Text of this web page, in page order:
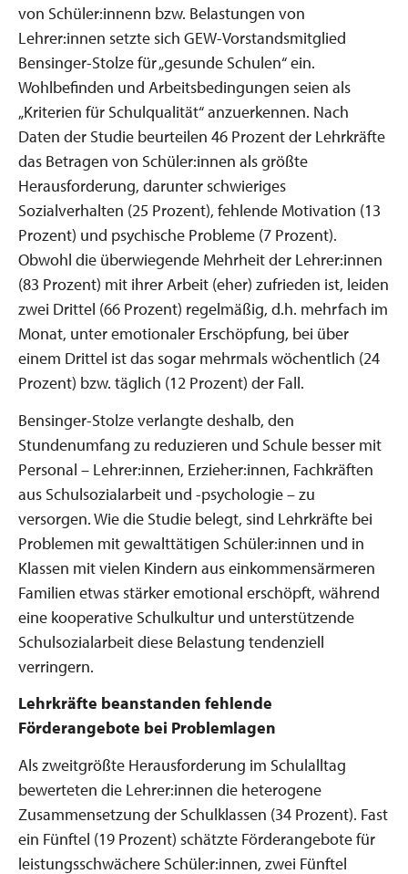
von Schüler:innenn bzw. Belastungen von
Lehrer:innen setzte sich GEW-Vorstandsmitglied
Bensinger-Stolze für „gesunde Schulen“ ein.
Wohlbefinden und Arbeitsbedingungen seien als
„Kriterien für Schulqualität“ anzuerkennen. Nach
Daten der Studie beurteilen 46 Prozent der Lehrkräfte
das Betragen von Schüler:innen als größte
Herausforderung, darunter schwieriges
Sozialverhalten (25 Prozent), fehlende Motivation (13
Prozent) und psychische Probleme (7 Prozent).
Obwohl die überwiegende Mehrheit der Lehrer:innen
(83 Prozent) mit ihrer Arbeit (eher) zufrieden ist, leiden
zwei Drittel (66 Prozent) regelmäßig, d.h. mehrfach im
Monat, unter emotionaler Erschöpfung, bei über
einem Drittel ist das sogar mehrmals wöchentlich (24
Prozent) bzw. täglich (12 Prozent) der Fall.
Bensinger-Stolze verlangte deshalb, den
Stundenumfang zu reduzieren und Schule besser mit
Personal – Lehrer:innen, Erzieher:innen, Fachkräften
aus Schulsozialarbeit und -psychologie – zu
versorgen. Wie die Studie belegt, sind Lehrkräfte bei
Problemen mit gewalttätigen Schüler:innen und in
Klassen mit vielen Kindern aus einkommensärmeren
Familien etwas stärker emotional erschöpft, während
eine kooperative Schulkultur und unterstützende
Schulsozialarbeit diese Belastung tendenziell
verringern.
Lehrkräfte beanstanden fehlende
Förderangebote bei Problemlagen
Als zweitgrößte Herausforderung im Schulalltag
bewerteten die Lehrer:innen die heterogene
Zusammensetzung der Schulklassen (34 Prozent). Fast
ein Fünftel (19 Prozent) schätzte Förderangebote für
leistungsschwächere Schüler:innen, zwei Fünftel